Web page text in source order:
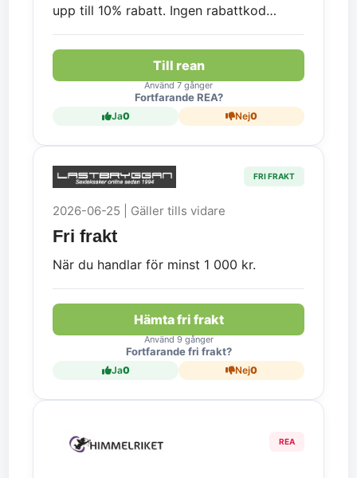
upp till 10% rabatt. Ingen rabattkod
Till rean
Använd 7 gånger
Fortfarande REA?
Ja0 Nej0
FRI FRAKT
2026-06-25 | Gäller tills vidare
Fri frakt
När du handlar för minst 1 000 kr.
Hämta fri frakt
Använd 9 gånger
Fortfarande fri frakt?
Ja0 Nej0
REA